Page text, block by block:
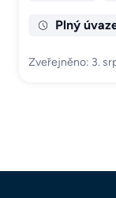
Plný
Zveřejněno: 3.